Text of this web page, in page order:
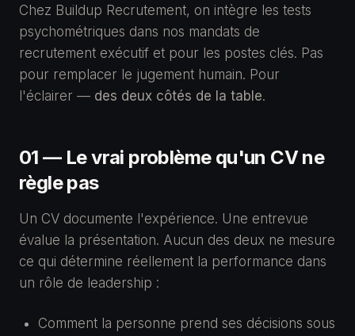
Chez Buildup Recrutement, on intègre les tests
psychométriques dans nos mandats de
recrutement exécutif et pour les postes clés. Pas
pour remplacer le jugement humain. Pour
l'éclairer — des deux côtés de la table.
01 — Le vrai problème qu'un CV ne
règle pas
Un CV documente l'expérience. Une entrevue
évalue la présentation. Aucun des deux ne mesure
ce qui détermine réellement la performance dans
un rôle de leadership :
Comment la personne prend ses décisions sous